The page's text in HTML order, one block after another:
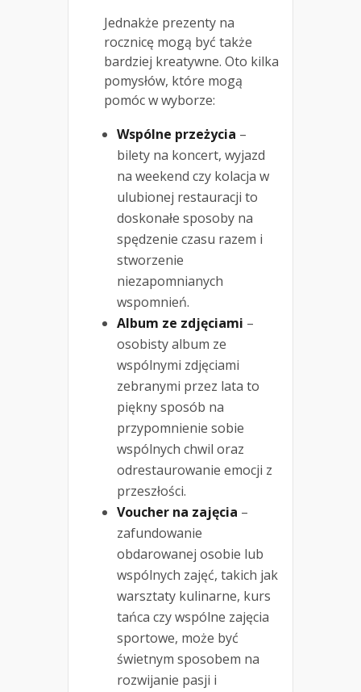
Jednakże prezenty na
rocznicę mogą być także
bardziej kreatywne. Oto kilka
pomysłów, które mogą
pomóc w wyborze:
Wspólne przeżycia –
bilety na koncert, wyjazd
na weekend czy kolacja w
ulubionej restauracji to
doskonałe sposoby na
spędzenie czasu razem i
stworzenie
niezapomnianych
wspomnień.
Album ze zdjęciami –
osobisty album ze
wspólnymi zdjęciami
zebranymi przez lata to
piękny sposób na
przypomnienie sobie
wspólnych chwil oraz
odrestaurowanie emocji z
przeszłości.
Voucher na zajęcia –
zafundowanie
obdarowanej osobie lub
wspólnych zajęć, takich jak
warsztaty kulinarne, kurs
tańca czy wspólne zajęcia
sportowe, może być
świetnym sposobem na
rozwijanie pasji i